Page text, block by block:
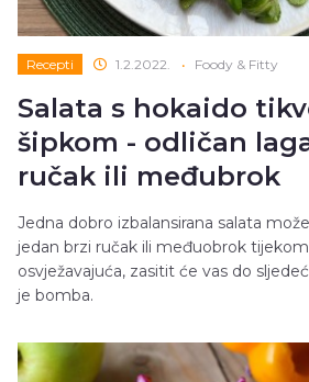
Recepti 1.2.2022. • Foody & Fitty
Salata s hokaido
šipkom - odličan
ručak ili međubrok
Jedna dobro izbalansirana salata
jedan brzi ručak ili međuobrok
osvježavajuća, zasitit će vas do
je bomba.